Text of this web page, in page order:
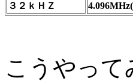
３２ｋＨＺ
こうやっ